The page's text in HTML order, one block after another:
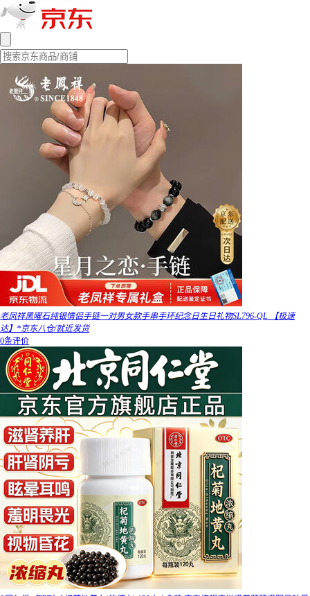
老凤祥黑曜石纯银情侣手链一对男女款手串手环纪念日生日礼物SL796-QL 【极速
达】*京东八仓/就近发货
0条评价